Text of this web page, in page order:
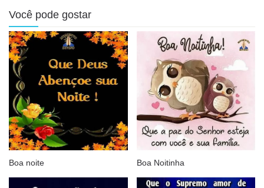
Você pode gostar
Boa noite Boa Noitinha